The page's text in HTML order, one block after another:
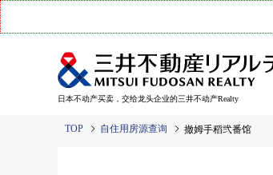
日本不动产买卖，交给龙头企业的三井不动产Realty
TOP 自住用房源查询 撤姆手稻弐番馆